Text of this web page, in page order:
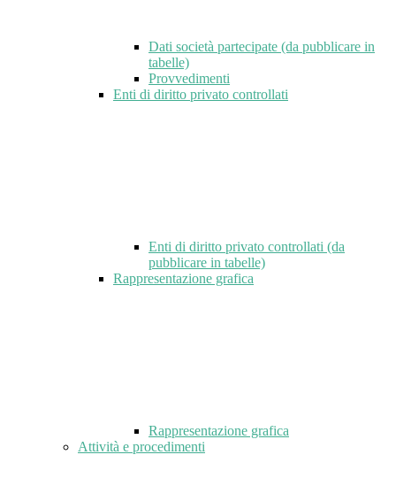
Dati società partecipate (da pubblicare in
tabelle)
Provvedimenti
Enti di diritto privato controllati
Enti di diritto privato controllati (da
pubblicare in tabelle)
Rappresentazione grafica
Rappresentazione grafica
Attività e procedimenti